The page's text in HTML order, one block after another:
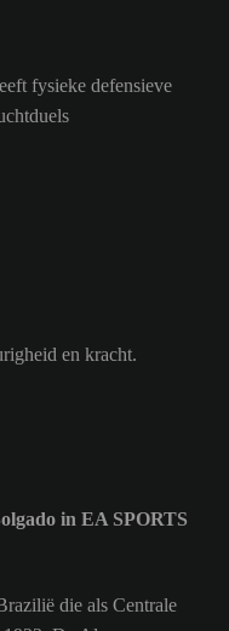
fysieke defensieve
en kracht.
in EA SPORTS
die als Centrale